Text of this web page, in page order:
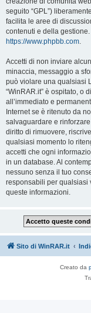
seguito “GPL”)
facilita le aree di
contenuti e della
https://www.phpbb.com.
Accetti di non inviare
minaccia, messaggio a
può violare una qualsiasi
“WinRAR.it” è ospitato, o
all’immediato e
Internet se è ritenuto da
salvaguardare e rinforzare
diritto di rimuovere,
qualsiasi momento lo
accetti che ogni
in un database. Al
nessuno senza il tuo
responsabili per qualsiasi
queste informazioni.
Sito di WinRAR.it
Creato da